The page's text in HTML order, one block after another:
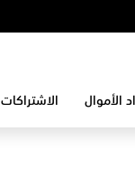
الاشتراكات